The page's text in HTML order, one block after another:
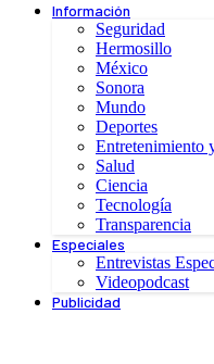
Información
Seguridad
Hermosillo
México
Sonora
Mundo
Deportes
Entretenimiento
Salud
Ciencia
Tecnología
Transparencia
Especiales
Entrevistas
Videopodcast
Publicidad